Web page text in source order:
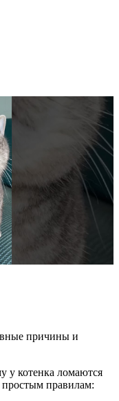
причины и
у котенка ломаются
простым правилам: